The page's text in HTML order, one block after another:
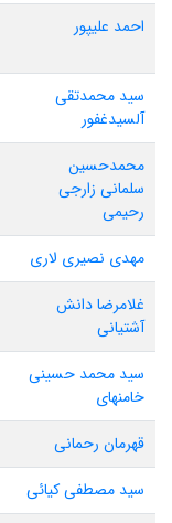
احمد علیپور
سید محمدتقی
آلسیدغفور
محمدحسین
سلمانی زارجی
رحیمی
مهدی نصیری لاری
غلامرضا دانش
آشتیانی
سید محمد حسینی
خامنهای
قهرمان رحمانی
سید مصطفی کیائی